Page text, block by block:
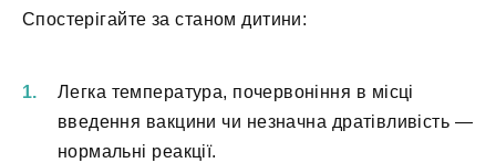
Спостерігайте за станом дитини:
Легка температура, почервоніння в місці
введення вакцини чи незначна дратівливість —
нормальні реакції.